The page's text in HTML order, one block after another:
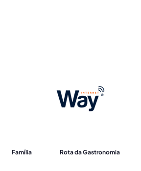
Família Rota da Gastronomia